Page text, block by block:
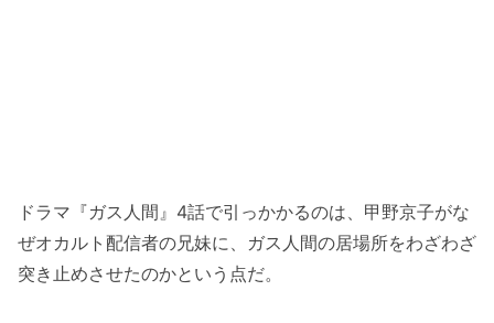
ドラマ『ガス人間』4話で引っかかるのは、甲野京子がな
ぜオカルト配信者の兄妹に、ガス人間の居場所をわざわざ
突き止めさせたのかという点だ。